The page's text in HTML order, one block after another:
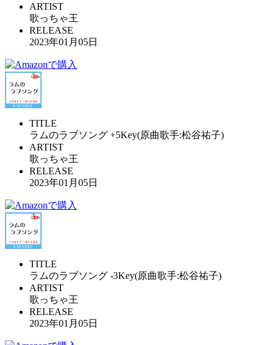
ARTIST
歌っちゃ王
RELEASE
2023年01月05日
TITLE
ラムのラブソング +5Key(原曲歌手:松谷祐子)
ARTIST
歌っちゃ王
RELEASE
2023年01月05日
TITLE
ラムのラブソング -3Key(原曲歌手:松谷祐子)
ARTIST
歌っちゃ王
RELEASE
2023年01月05日